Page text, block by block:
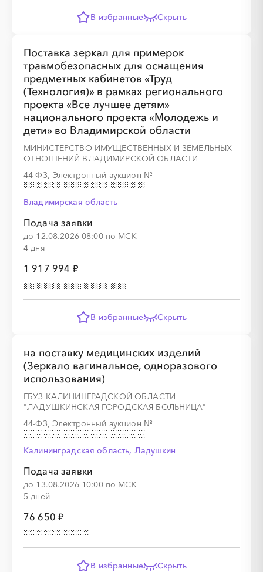
В избранные Скрыть
Поставка зеркал для примерок
травмобезопасных для оснащения
предметных кабинетов «Труд
(Технология)» в рамках регионального
проекта «Все лучшее детям»
национального проекта «Молодежь и
дети» во Владимирской области
МИНИСТЕРСТВО ИМУЩЕСТВЕННЫХ И ЗЕМЕЛЬНЫХ
ОТНОШЕНИЙ ВЛАДИМИРСКОЙ ОБЛАСТИ
44-ФЗ, Электронный аукцион №
Владимирская область
Подача заявки
до 12.08.2026 08:00 по МСК
4 дня
1 917 994 ₽
В избранные Скрыть
на поставку медицинских изделий
(Зеркало вагинальное, одноразового
использования)
ГБУЗ КАЛИНИНГРАДСКОЙ ОБЛАСТИ
"ЛАДУШКИНСКАЯ ГОРОДСКАЯ БОЛЬНИЦА"
44-ФЗ, Электронный аукцион №
Калининградская область, Ладушкин
Подача заявки
до 13.08.2026 10:00 по МСК
5 дней
76 650 ₽
В избранные Скрыть